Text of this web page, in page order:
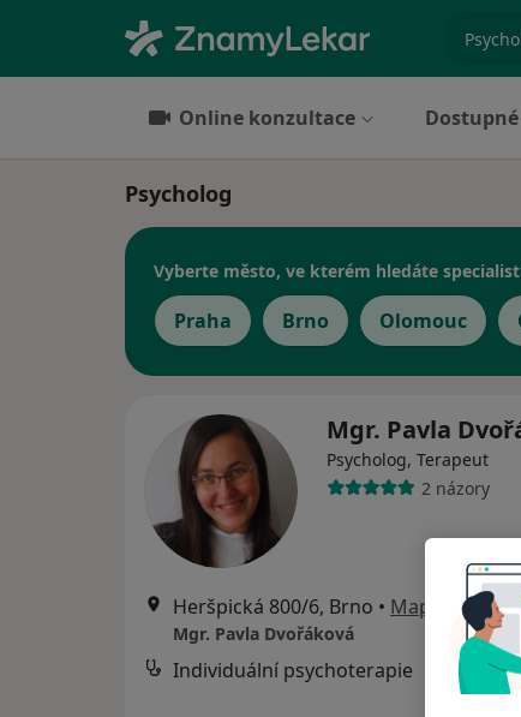
Online konzultace
Psycholog
Vyberte město, ve kterém hledáte
Praha Brno Olomouc
Mgr. Pavla
Psycholog, Terapeut
2 názory
Heršpická 800/6, Brno • Mapa
Mgr. Pavla Dvořáková
Individuální psychoterapie